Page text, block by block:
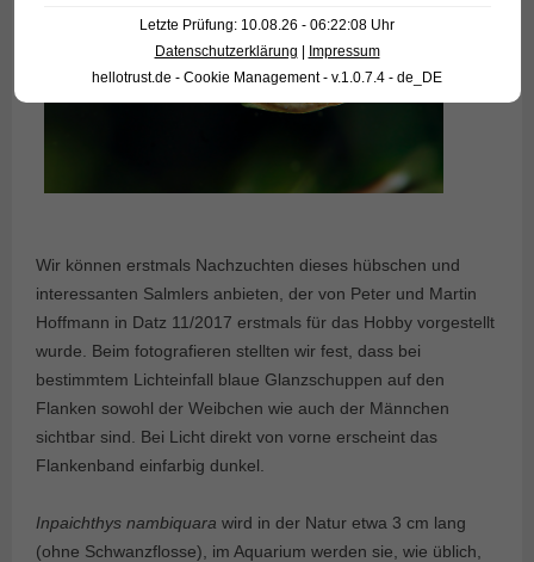
Wir können erstmals Nachzuchten dieses hübschen und
interessanten Salmlers anbieten, der von Peter und Martin
Hoffmann in Datz 11/2017 erstmals für das Hobby vorgestellt
wurde. Beim fotografieren stellten wir fest, dass bei
bestimmtem Lichteinfall blaue Glanzschuppen auf den
Flanken sowohl der Weibchen wie auch der Männchen
sichtbar sind. Bei Licht direkt von vorne erscheint das
Flankenband einfarbig dunkel.
Inpaichthys nambiquara wird in der Natur etwa 3 cm lang
(ohne Schwanzflosse), im Aquarium werden sie, wie üblich,
Letzte Prüfung: 10.08.26 - 06:22:08 Uhr
Datenschutzerklärung | Impressum
hellotrust.de - Cookie Management - v.1.0.7.4 - de_DE